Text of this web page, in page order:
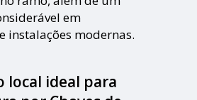
em
instalações modernas.
local ideal para